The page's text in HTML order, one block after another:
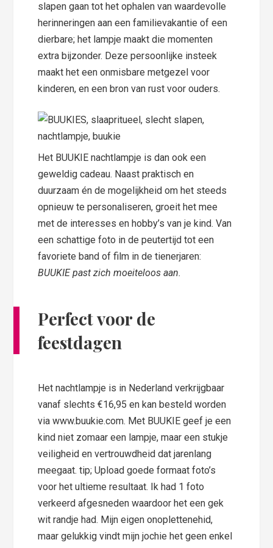
slapen gaan tot het ophalen van waardevolle
herinneringen aan een familievakantie of een
dierbare; het lampje maakt die momenten
extra bijzonder. Deze persoonlijke insteek
maakt het een onmisbare metgezel voor
kinderen, en een bron van rust voor ouders.
Het BUUKIE nachtlampje is dan ook een
geweldig cadeau. Naast praktisch en
duurzaam én de mogelijkheid om het steeds
opnieuw te personaliseren, groeit het mee
met de interesses en hobby’s van je kind. Van
een schattige foto in de peutertijd tot een
favoriete band of film in de tienerjaren:
BUUKIE past zich moeiteloos aan.
Perfect voor de
feestdagen
Het nachtlampje is in Nederland verkrijgbaar
vanaf slechts €16,95 en kan besteld worden
via www.buukie.com. Met BUUKIE geef je een
kind niet zomaar een lampje, maar een stukje
veiligheid en vertrouwdheid dat jarenlang
meegaat. tip; Upload goede formaat foto’s
voor het ultieme resultaat. Ik had 1 foto
verkeerd afgesneden waardoor het een gek
wit randje had. Mijn eigen onoplettenehid,
maar gelukkig vindt mijn jochie het geen enkel